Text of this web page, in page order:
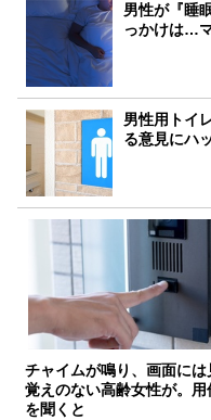
男性が『睡
っかけは…
男性用トイ
る意見にハ
チャイムが鳴り、画面には
覚えのない高齢女性が。用
を聞くと